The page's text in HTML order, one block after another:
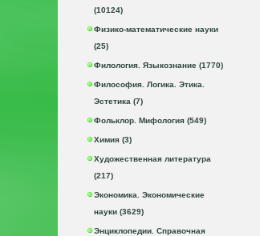
(10124)
Физико-математические науки
(25)
Филология. Языкознание (1770)
Философия. Логика. Этика.
Эстетика (7)
Фольклор. Мифология (549)
Химия (3)
Художественная литература
(217)
Экономика. Экономические
науки (3629)
Энциклопедии. Справочная